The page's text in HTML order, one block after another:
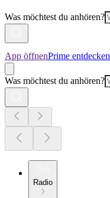
Was möchtest du anhören?
App öffnenPrime entdecken
Was möchtest du anhören?
Radio